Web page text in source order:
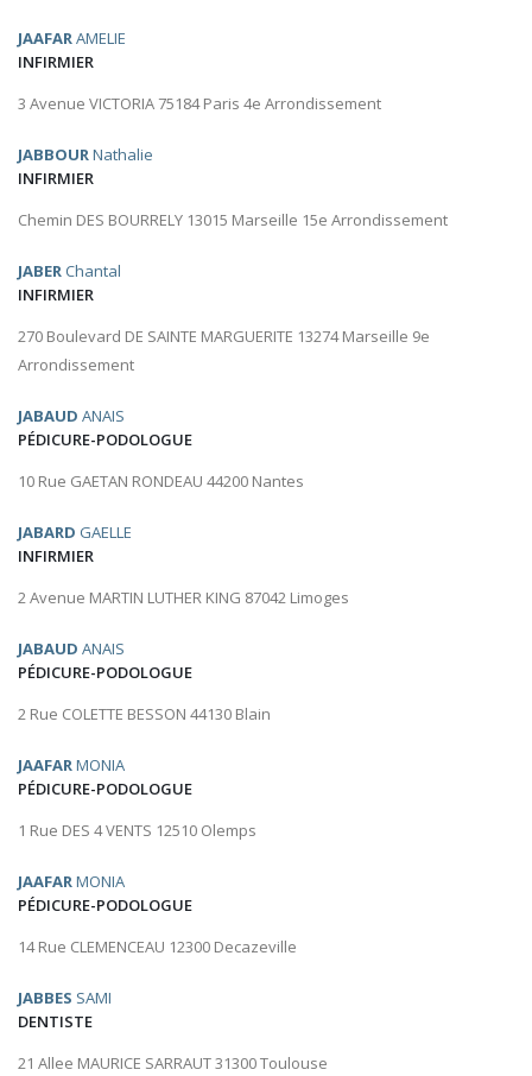
JAAFARAMELIE
INFIRMIER
3 Avenue VICTORIA 75184 Paris 4e Arrondissement
JABBOURNathalie
INFIRMIER
Chemin DES BOURRELY 13015 Marseille 15e Arrondissement
JABER Chantal
INFIRMIER
270 Boulevard DE SAINTE MARGUERITE 13274 Marseille 9e
Arrondissement
JABAUD ANAIS
PÉDICURE-PODOLOGUE
10 Rue GAETAN RONDEAU 44200 Nantes
JABARD GAELLE
INFIRMIER
2 Avenue MARTIN LUTHER KING 87042 Limoges
JABAUD ANAIS
PÉDICURE-PODOLOGUE
2 Rue COLETTE BESSON 44130 Blain
JAAFARMONIA
PÉDICURE-PODOLOGUE
1 Rue DES 4 VENTS 12510 Olemps
JAAFARMONIA
PÉDICURE-PODOLOGUE
14 Rue CLEMENCEAU 12300 Decazeville
JABBES SAMI
DENTISTE
21 Allee MAURICE SARRAUT 31300 Toulouse